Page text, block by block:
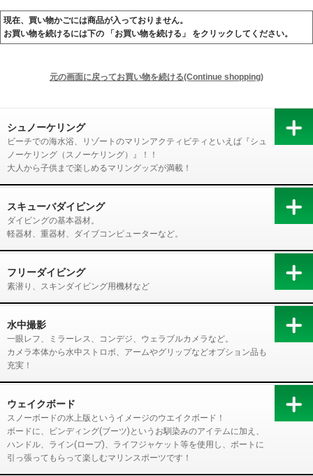
現在、買い物かごには商品が入っておりません。
お買い物を続けるには下の 「お買い物を続ける」 をクリックしてください。
シュノーケリング
ビーチでの海水浴、リゾートのマリンアクティビティといえば『シュ
ノーケリング（スノーケリング）』！！
大人から子供まで楽しめるマリングッズが満載！
スキューバダイビング
ダイビングの基本器材。
軽器材、重器材、ダイブコンピューターなど。
フリーダイビング
素潜り、スキンダイビング用機材など
水中撮影
一眼レフ、ミラーレス、コンデジ、ウェラブルカメラなど。
カメラ本体から水中ストロボ、アームやグリップなどオプション品も
充実！
ウェイクボード
スノーボードの水上版というイメージのウエイクボード！
ボードに、ビンディング(ブーツ)というお馴染みのアイテムに加え、
ハンドル、ライン(ロープ)、ライフジャケット等を使用し、ボートに
引っ張ってもらって楽しむマリンスポーツです！